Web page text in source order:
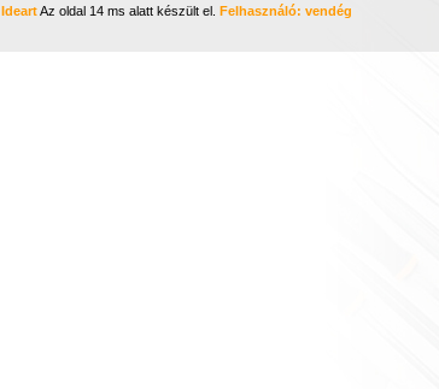
IdeartAz oldal 14 ms alatt készült el. Felhasználó: vendég